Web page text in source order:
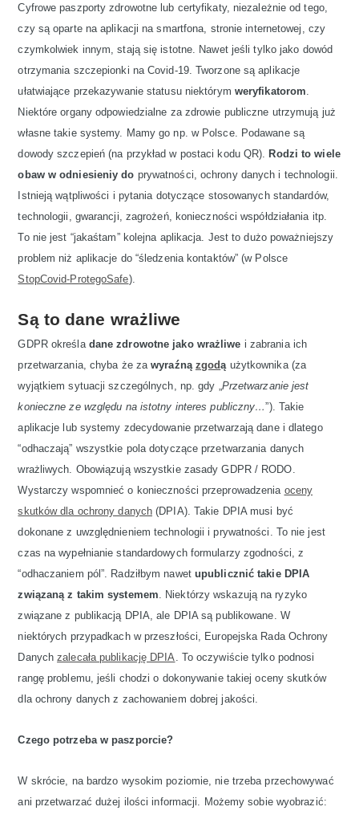
Cyfrowe paszporty zdrowotne lub certyfikaty, niezależnie od tego,
czy są oparte na aplikacji na smartfona, stronie internetowej, czy
czymkolwiek innym, stają się istotne. Nawet jeśli tylko jako dowód
otrzymania szczepionki na Covid-19. Tworzone są aplikacje
ułatwiające przekazywanie statusu niektórym weryfikatorom.
Niektóre organy odpowiedzialne za zdrowie publiczne utrzymują już
własne takie systemy. Mamy go np. w Polsce. Podawane są
dowody szczepień (na przykład w postaci kodu QR). Rodzi to wiele
obaw w odniesieniy do prywatności, ochrony danych i technologii.
Istnieją wątpliwości i pytania dotyczące stosowanych standardów,
technologii, gwarancji, zagrożeń, konieczności współdziałania itp.
To nie jest “jakaśtam” kolejna aplikacja. Jest to dużo poważniejszy
problem niż aplikacje do “śledzenia kontaktów” (w Polsce
StopCovid-ProtegoSafe).
Są to dane wrażliwe
GDPR określa dane zdrowotne jako wrażliwe i zabrania ich
przetwarzania, chyba że zawyraźną zgodą użytkownika (za
wyjątkiem sytuacji szczególnych, np. gdy „Przetwarzanie jest
konieczne ze względu na istotny interes publiczny…”). Takie
aplikacje lub systemy zdecydowanie przetwarzają dane i dlatego
“odhaczają” wszystkie pola dotyczące przetwarzania danych
wrażliwych. Obowiązują wszystkie zasady GDPR / RODO.
Wystarczy wspomnieć o konieczności przeprowadzenia oceny
skutków dla ochrony danych (DPIA). Takie DPIA musi być
dokonane z uwzględnieniem technologii i prywatności. To nie jest
czas na wypełnianie standardowych formularzy zgodności, z
“odhaczaniem pól”. Radziłbym nawet upublicznić takie DPIA
związaną z takim systemem. Niektórzy wskazują na ryzyko
związane z publikacją DPIA, ale DPIA są publikowane. W
niektórych przypadkach w przeszłości, Europejska Rada Ochrony
Danychzalecała publikację DPIA. To oczywiście tylko podnosi
rangę problemu, jeśli chodzi o dokonywanie takiej oceny skutków
dla ochrony danych z zachowaniem dobrej jakości.
Czego potrzeba w paszporcie?
W skrócie, na bardzo wysokim poziomie, nie trzeba przechowywać
ani przetwarzać dużej ilości informacji. Możemy sobie wyobrazić: